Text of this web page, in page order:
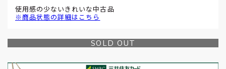
使用感の少ないきれいな中古品
※商品状態の詳細はこちら
SOLD OUT